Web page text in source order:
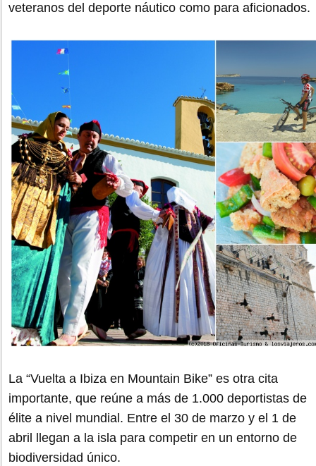
veteranos del deporte náutico como para aficionados.
La “Vuelta a Ibiza en Mountain Bike” es otra cita
importante, que reúne a más de 1.000 deportistas de
élite a nivel mundial. Entre el 30 de marzo y el 1 de
abril llegan a la isla para competir en un entorno de
biodiversidad único.